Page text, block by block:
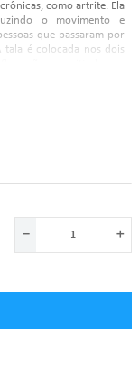
como artrite. Ela
o movimento e
que passaram por
é colocada nos dois
＋
－